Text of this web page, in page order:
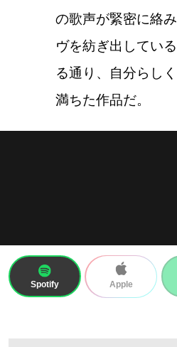
の歌声が緊密に絡
ヴを紡ぎ出してい
る通り、自分らし
満ちた作品だ。
Spotify Apple